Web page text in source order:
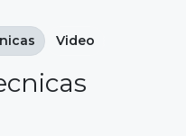
Video